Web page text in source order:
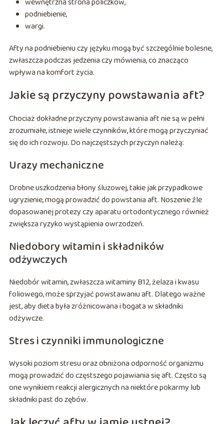
podniebienie,
wargi.
Afty na podniebieniu czy języku mogą być szczególnie bolesne,
zwłaszcza podczas jedzenia czy mówienia, co znacząco
wpływa na komfort życia.
Jakie są przyczyny powstawania aft?
Chociaż dokładne przyczyny powstawania aft nie są w pełni
zrozumiałe, istnieje wiele czynników, które mogą przyczyniać
się do ich rozwoju. Do najczęstszych przyczyn należą:
Urazy mechaniczne
Drobne uszkodzenia błony śluzowej, takie jak przypadkowe
ugryzienie, mogą prowadzić do powstania aft. Noszenie źle
dopasowanej protezy czy aparatu ortodontycznego również
zwiększa ryzyko wystąpienia owrzodzeń.
Niedobory witamin i składników
odżywczych
Niedobór witamin, zwłaszcza witaminy B12, żelaza i kwasu
foliowego, może sprzyjać powstawaniu aft. Dlatego ważne
jest, aby dieta była zróżnicowana i bogata w składniki
odżywcze.
Stres i czynniki immunologiczne
Wysoki poziom stresu oraz obniżona odporność organizmu
mogą prowadzić do częstszego pojawiania się aft. Często są
one wynikiem reakcji alergicznych na niektóre pokarmy lub
składniki past do zębów.